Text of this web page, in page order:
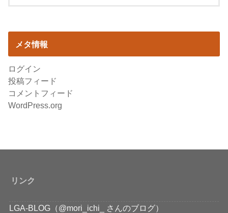
メタ情報
ログイン
投稿フィード
コメントフィード
WordPress.org
リンク
LGA-BLOG（@mori_ichi_ さんのブログ）